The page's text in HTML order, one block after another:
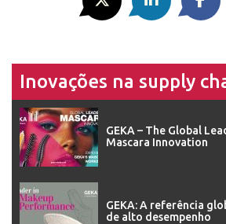
Inovações na supply
GEKA – The Global
Mascara Innovation
GEKA: A referência
de alto desempenho